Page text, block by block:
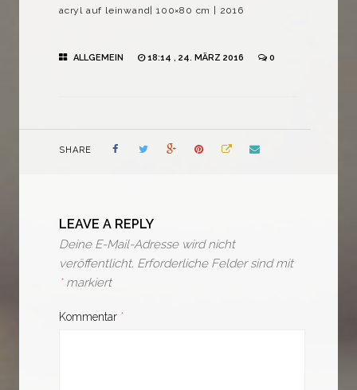
acryl auf leinwand| 100×80 cm | 2016
ALLGEMEIN 18:14 , 24. MÄRZ 2016 0
SHARE
LEAVE A REPLY
Deine E-Mail-Adresse wird nicht
veröffentlicht. Erforderliche Felder sind mit
*markiert
Kommentar *